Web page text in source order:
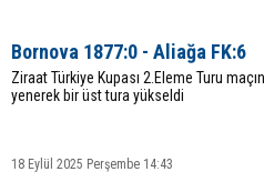
Aliağa-
Bornova 1877:0 - Aliağa FK:6
Ziraat Türkiye Kupası 2.Eleme Turu
yenerek bir üst tura yükseldi
18 Eylül 2025 Perşembe 14:43